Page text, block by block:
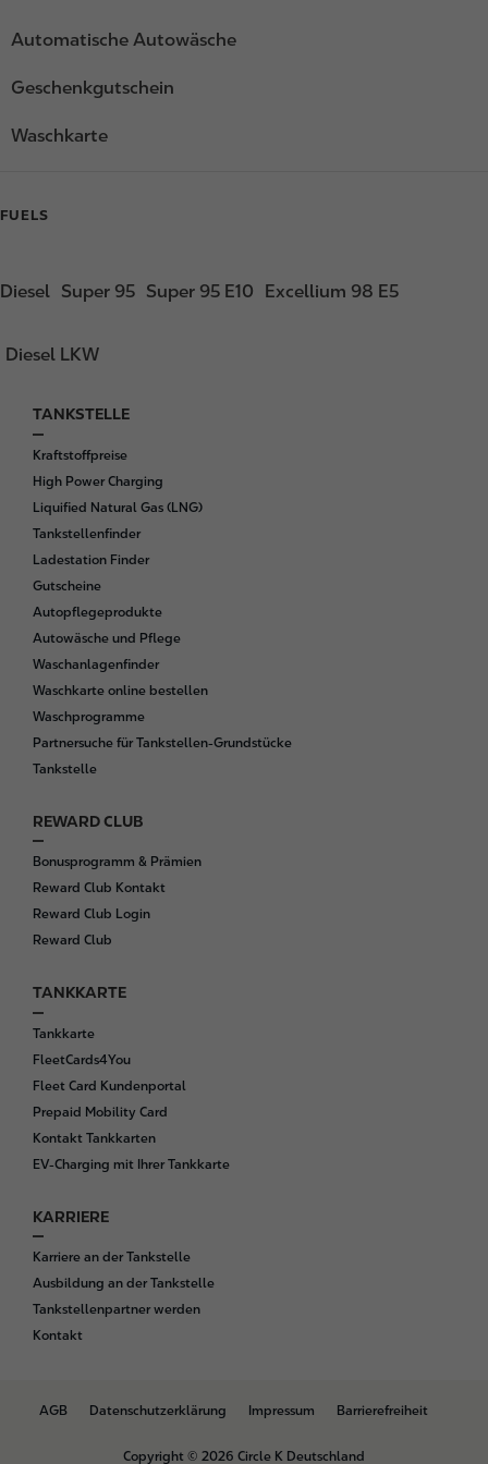
Automatische Autowäsche
Geschenkgutschein
Waschkarte
FUELS
Diesel Super 95 Super 95 E10 Excellium 98 E5
Diesel LKW
F
o
o
t
e
r
TANKSTELLE
Kraftstoffpreise
High Power Charging
Liquified Natural Gas (LNG)
Tankstellenfinder
Ladestation Finder
Gutscheine
Autopflegeprodukte
Autowäsche und Pflege
Waschanlagenfinder
Waschkarte online bestellen
Waschprogramme
Partnersuche für Tankstellen-Grundstücke
Tankstelle
REWARD CLUB
Bonusprogramm & Prämien
Reward Club Kontakt
Reward Club Login
Reward Club
TANKKARTE
Tankkarte
FleetCards4You
Fleet Card Kundenportal
Prepaid Mobility Card
Kontakt Tankkarten
EV-Charging mit Ihrer Tankkarte
KARRIERE
Karriere an der Tankstelle
Ausbildung an der Tankstelle
Tankstellenpartner werden
Kontakt
B
AGB Datenschutzerklärung Impressum Barrierefreiheit
Copyright © 2026 Circle K Deutschland